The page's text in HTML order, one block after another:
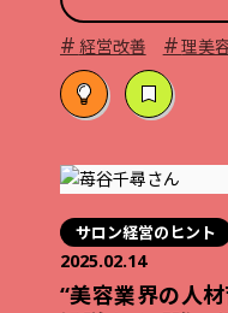
# 経営改善 #理美
サロン経営のヒント
2025.02.14
“美容業界の人